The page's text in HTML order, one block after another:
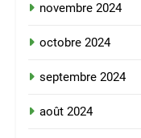
novembre 2024
octobre 2024
septembre 2024
août 2024